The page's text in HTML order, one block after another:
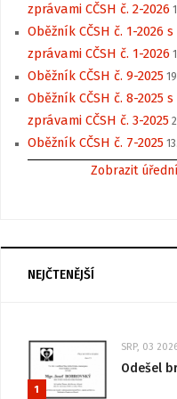
zprávami CČSH č. 2-2026
Oběžník CČSH č. 1-2026
zprávami CČSH č. 1-2026
Oběžník CČSH č. 9-2025
Oběžník CČSH č. 8-2025
zprávami CČSH č. 3-2025
Oběžník CČSH č. 7-2025
Zobrazit
NEJČTENĚJŠÍ
1
SRP, 03
Odešel